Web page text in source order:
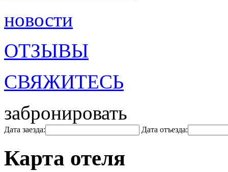
новости
ОТЗЫВЫ
СВЯЖИТЕСЬ
забронировать
Дата заезда: Дата отъезда:
Карта отеля